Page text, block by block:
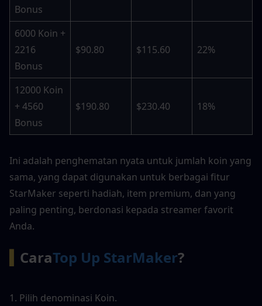
Bonus
6000 Koin +
2216
Bonus
$90.80 $115.60 22%
12000 Koin
+ 4560
Bonus
$190.80 $230.40 18%
Ini adalah penghematan nyata untuk jumlah koin yang
sama, yang dapat digunakan untuk berbagai fitur
StarMaker seperti hadiah, item premium, dan yang
paling penting, berdonasi kepada streamer favorit
Anda.
CaraTop Up StarMaker?
1. Pilih denominasi Koin.